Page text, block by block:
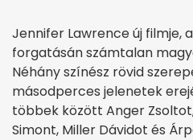
Jennifer Lawrence új filmje,
forgatásán számtalan
Néhány színész rövid
másodperces jelenetek
többek között Anger
Simont, Miller Dávidot és